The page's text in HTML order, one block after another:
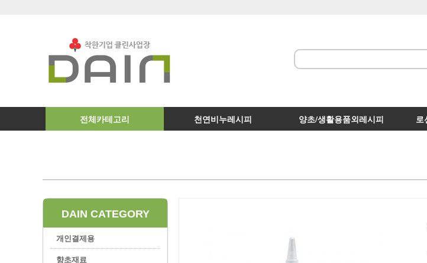
전체카테고리 천연비누레시피 양초/생활용품외레시피 로
DAIN CATEGORY
개인결제용
향초재료